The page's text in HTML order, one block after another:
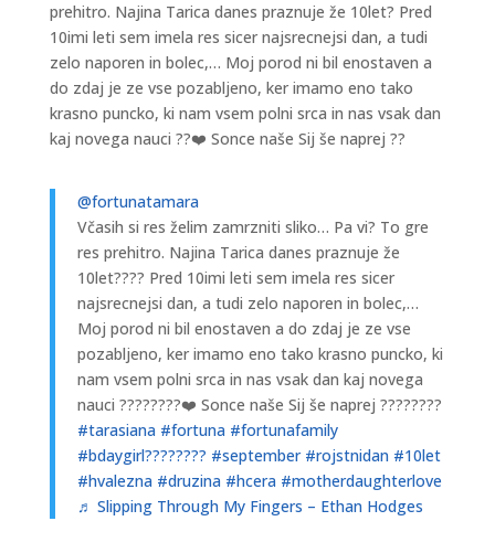
prehitro. Najina Tarica danes praznuje že 10let? Pred
10imi leti sem imela res sicer najsrecnejsi dan, a tudi
zelo naporen in bolec,… Moj porod ni bil enostaven a
do zdaj je ze vse pozabljeno, ker imamo eno tako
krasno puncko, ki nam vsem polni srca in nas vsak dan
kaj novega nauci ??❤️ Sonce naše Sij še naprej ??
@fortunatamara
Včasih si res želim zamrzniti sliko… Pa vi? To gre
res prehitro. Najina Tarica danes praznuje že
10let???? Pred 10imi leti sem imela res sicer
najsrecnejsi dan, a tudi zelo naporen in bolec,…
Moj porod ni bil enostaven a do zdaj je ze vse
pozabljeno, ker imamo eno tako krasno puncko, ki
nam vsem polni srca in nas vsak dan kaj novega
nauci ????????❤️ Sonce naše Sij še naprej ????????
#tarasiana #fortuna #fortunafamily
#bdaygirl???????? #september #rojstnidan #10let
#hvalezna #druzina #hcera #motherdaughterlove
♬ Slipping Through My Fingers – Ethan Hodges